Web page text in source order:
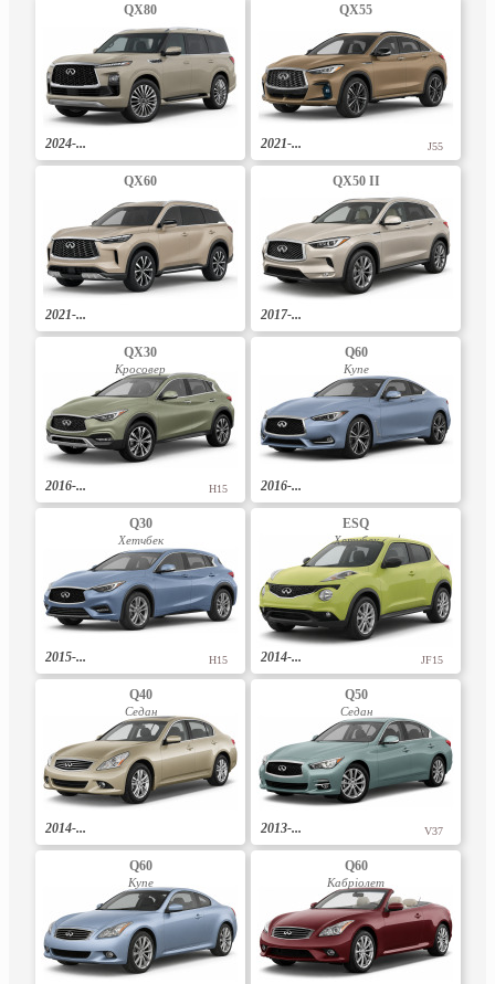
QX80
2024-...
QX55
2021-... J55
QX60
2021-...
QX50 II
2017-...
QX30
Кросовер
2016-... H15
Q60
Купе
2016-...
Q30
Хетчбек
2015-... H15
ESQ
Хетчбек
2014-... JF15
Q40
Седан
2014-...
Q50
Седан
2013-... V37
Q60
Купе
Q60
Кабріолет